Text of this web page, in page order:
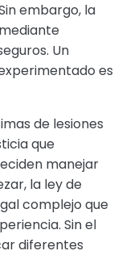
embargo, la
Un
es
de lesiones
que
manejar
la ley de
complejo que
Sin el
diferentes